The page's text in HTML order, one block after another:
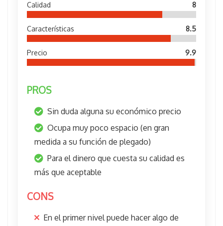
Calidad 8
Características 8.5
Precio 9.9
PROS
Sin duda alguna su económico precio
Ocupa muy poco espacio (en gran
medida a su función de plegado)
Para el dinero que cuesta su calidad es
más que aceptable
CONS
En el primer nivel puede hacer algo de